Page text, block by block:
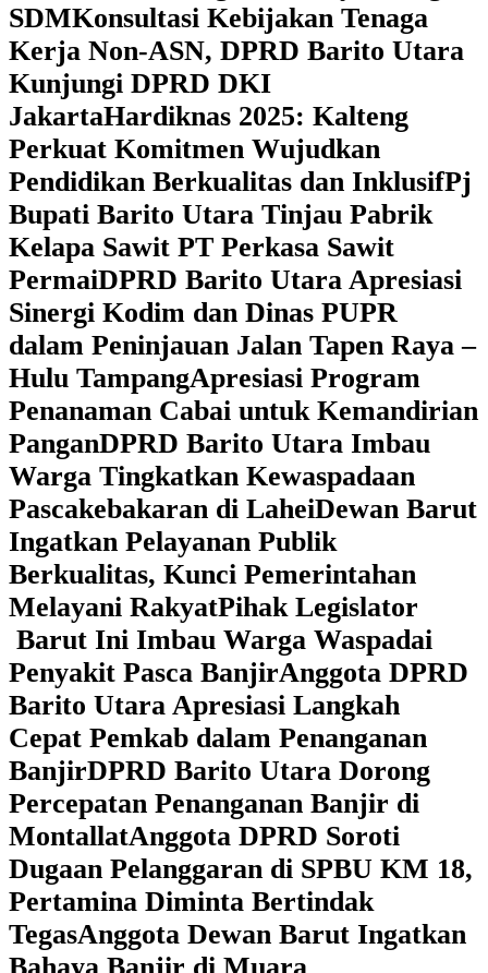
SDMKonsultasi Kebijakan Tenaga
Kerja Non-ASN, DPRD Barito Utara
Kunjungi DPRD DKI
JakartaHardiknas 2025: Kalteng
Perkuat Komitmen Wujudkan
Pendidikan Berkualitas dan InklusifPj
Bupati Barito Utara Tinjau Pabrik
Kelapa Sawit PT Perkasa Sawit
PermaiDPRD Barito Utara Apresiasi
Sinergi Kodim dan Dinas PUPR
dalam Peninjauan Jalan Tapen Raya –
Hulu TampangApresiasi Program
Penanaman Cabai untuk Kemandirian
PanganDPRD Barito Utara Imbau
Warga Tingkatkan Kewaspadaan
Pascakebakaran di LaheiDewan Barut
Ingatkan Pelayanan Publik
Berkualitas, Kunci Pemerintahan
Melayani RakyatPihak Legislator
Barut Ini Imbau Warga Waspadai
Penyakit Pasca BanjirAnggota DPRD
Barito Utara Apresiasi Langkah
Cepat Pemkab dalam Penanganan
BanjirDPRD Barito Utara Dorong
Percepatan Penanganan Banjir di
MontallatAnggota DPRD Soroti
Dugaan Pelanggaran di SPBU KM 18,
Pertamina Diminta Bertindak
TegasAnggota Dewan Barut Ingatkan